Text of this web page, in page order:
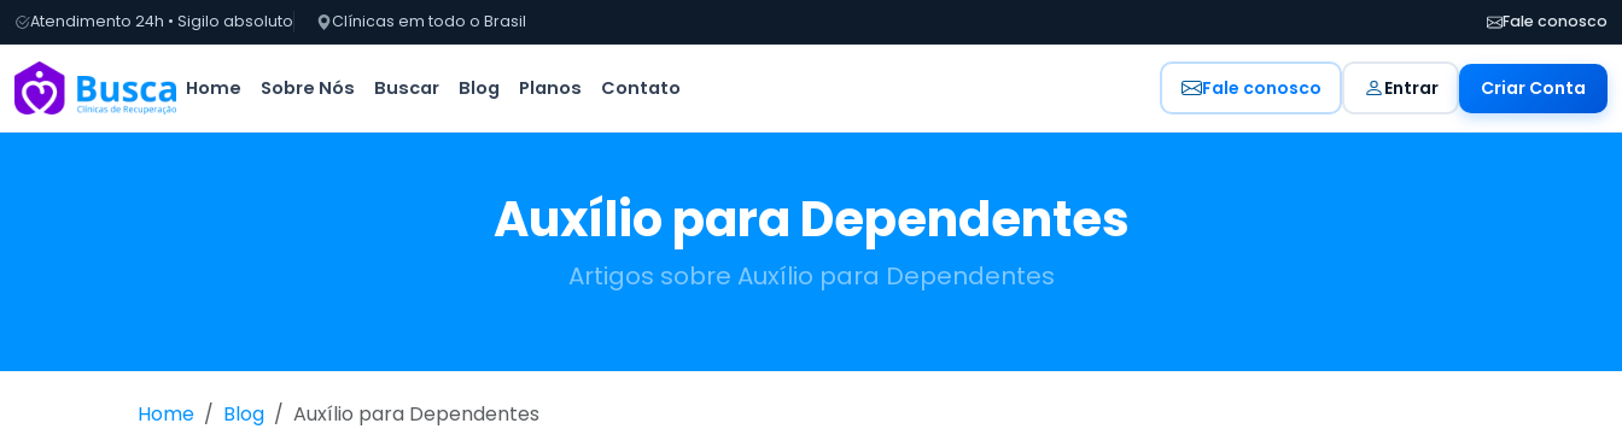
Atendimento 24h • Sigilo absoluto Clínicas em todo o Brasil Fale conosco
Home Sobre Nós Buscar Blog Planos Contato Fale conosco Entrar Criar Conta
Auxílio para Dependentes
Artigos sobre Auxílio para Dependentes
Home Blog Auxílio para Dependentes